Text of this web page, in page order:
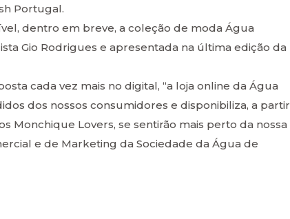
Portugal.
dentro em breve, a coleção de moda Água
Gio Rodrigues e apresentada na última edição da
cada vez mais no digital, “a loja online da Água
dos nossos consumidores e disponibiliza, a partir
Monchique Lovers, se sentirão mais perto da nossa
e de Marketing da Sociedade da Água de